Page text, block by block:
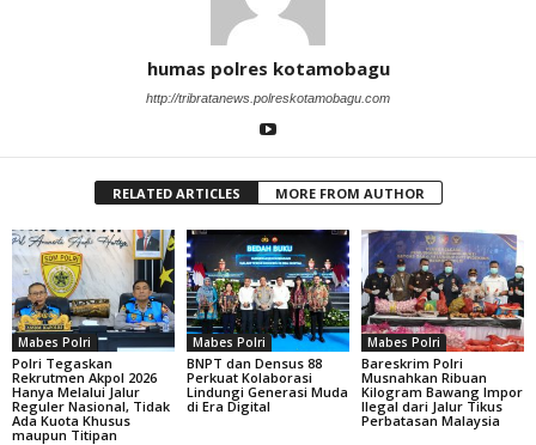
humas polres kotamobagu
http://tribratanews.polreskotamobagu.com
RELATED ARTICLES MORE FROM AUTHOR
Mabes Polri
Polri Tegaskan
Rekrutmen Akpol 2026
Hanya Melalui Jalur
Reguler Nasional, Tidak
Ada Kuota Khusus
maupun Titipan
Mabes Polri
BNPT dan Densus 88
Perkuat Kolaborasi
Lindungi Generasi Muda
di Era Digital
Mabes Polri
Bareskrim Polri
Musnahkan Ribuan
Kilogram Bawang Impor
Ilegal dari Jalur Tikus
Perbatasan Malaysia